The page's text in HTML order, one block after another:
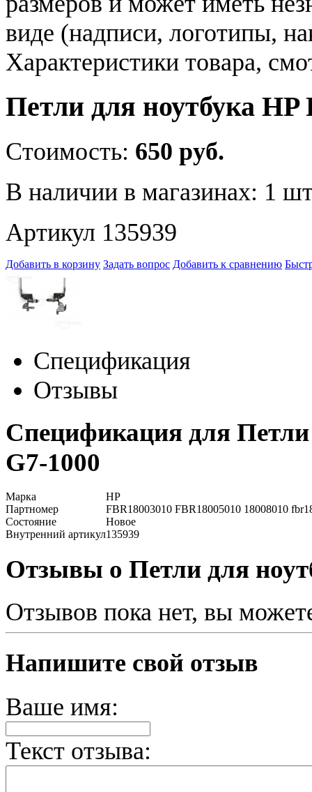
виде (надписи, логотипы,
Характеристики товара,
Петли для ноутбука HP
Стоимость: 650 руб.
В наличии в магазинах: 1
Артикул 135939
Добавить в корзину Задать вопрос Добавить к сравнению
Спецификация
Отзывы
Спецификация для
G7-1000
Марка
HP
Партномер
FBR18003010 FBR18005010 18008010
Состояние
Новое
Внутренний артикул135939
Отзывы о Петли для
Отзывов пока нет, вы
Напишите свой отзыв
Ваше имя:
Текст отзыва: